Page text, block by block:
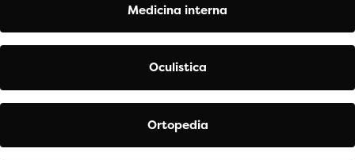
Medicina interna
Oculistica
Ortopedia